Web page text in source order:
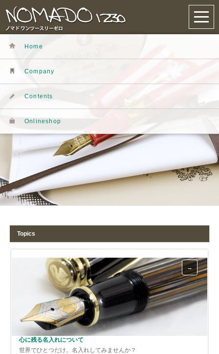
Home
Company
Contents
Onlineshop
Topics
心に残る名入れについて
世界でひとつだけ。名入れしてみませんか？